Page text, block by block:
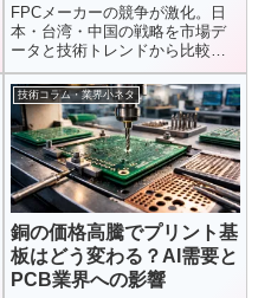
FPCメーカーの競争が激化。日
本・台湾・中国の戦略を市場デ
ータと技術トレンドから比較
し、各国の強み・弱み・成長分
野を2026年最新情報でわかりや
すく解説します。
技術コラム・業界小ネタ
銅の価格高騰でプリント基
板はどう変わる？AI需要と
PCB業界への影響